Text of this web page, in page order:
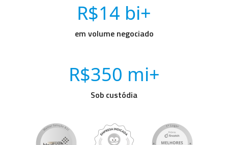
R$14 bi+
em volume negociado
R$350 mi+
Sob custódia